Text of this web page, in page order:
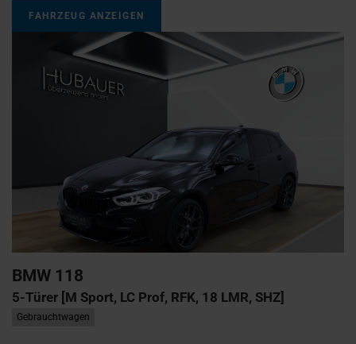
FAHRZEUG ANZEIGEN
BMW 118
5-Türer [M Sport, LC Prof, RFK, 18 LMR, SHZ]
Gebrauchtwagen